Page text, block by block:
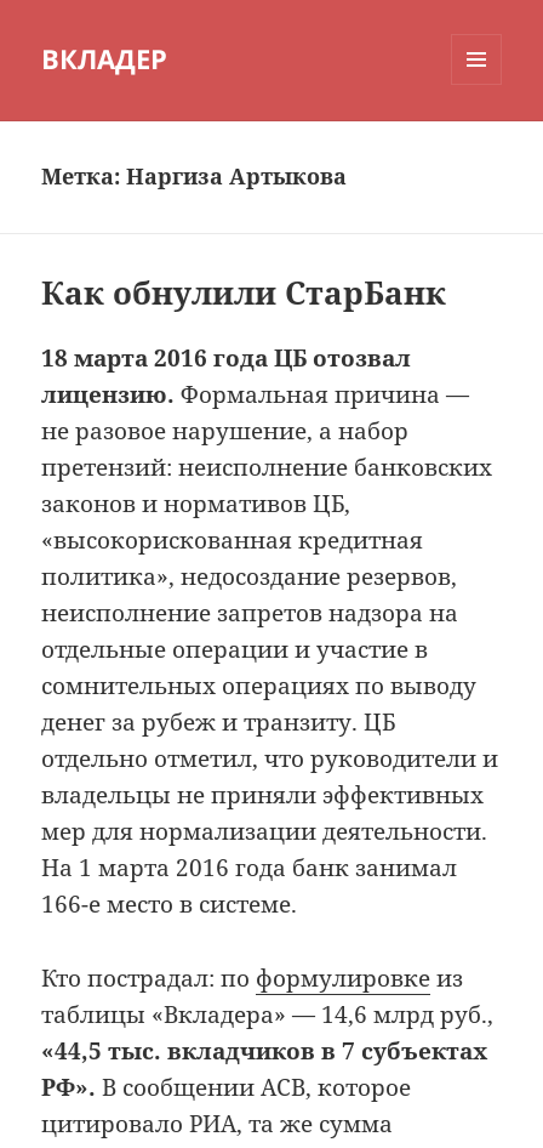
ВКЛАДЕР
Метка:Наргиза Артыкова
Как обнулили СтарБанк
18 марта 2016 года ЦБ отозвал
лицензию. Формальная причина —
не разовое нарушение, а набор
претензий: неисполнение банковских
законов и нормативов ЦБ,
«высокорискованная кредитная
политика», недосоздание резервов,
неисполнение запретов надзора на
отдельные операции и участие в
сомнительных операциях по выводу
денег за рубеж и транзиту. ЦБ
отдельно отметил, что руководители и
владельцы не приняли эффективных
мер для нормализации деятельности.
На 1 марта 2016 года банк занимал
166-е место в системе.
Кто пострадал: по формулировкеиз
таблицы «Вкладера» — 14,6 млрд руб.,
«44,5 тыс. вкладчиков в 7 субъектах
РФ». В сообщении АСВ, которое
цитировало РИА, та же сумма